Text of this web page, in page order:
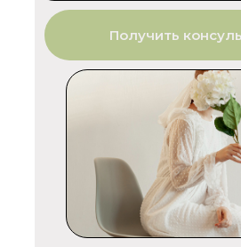
Получить